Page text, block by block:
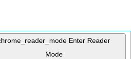
Enter Reader
Mode